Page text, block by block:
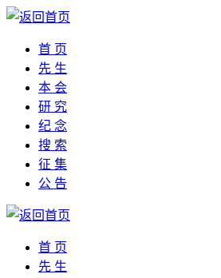
首 页
先 生
本 会
研 究
纪 念
搜 索
征 集
公 告
首 页
先 生